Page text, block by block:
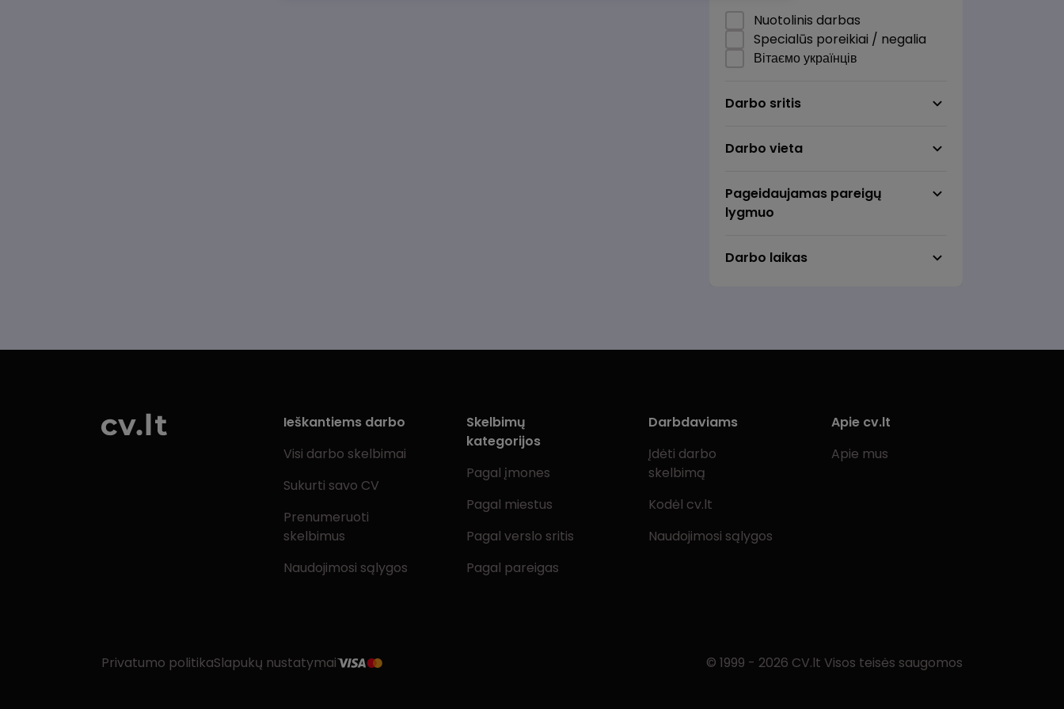
Nuotolinis darbas
Specialūs poreikiai / negalia
Вітаємо українців
Darbo sritis
Darbo vieta
Pageidaujamas pareigų
lygmuo
Darbo laikas
Ieškantiems darbo
Visi darbo skelbimai
Sukurti savo CV
Prenumeruoti
skelbimus
Naudojimosi sąlygos
Skelbimų
kategorijos
Pagal įmones
Pagal miestus
Pagal verslo sritis
Pagal pareigas
Darbdaviams
Įdėti darbo
skelbimą
Kodėl cv.lt
Naudojimosi sąlygos
Apie cv.lt
Apie mus
Privatumo politikaSlapukų nustatymai © 1999 - 2026 CV.lt Visos teisės saugomos